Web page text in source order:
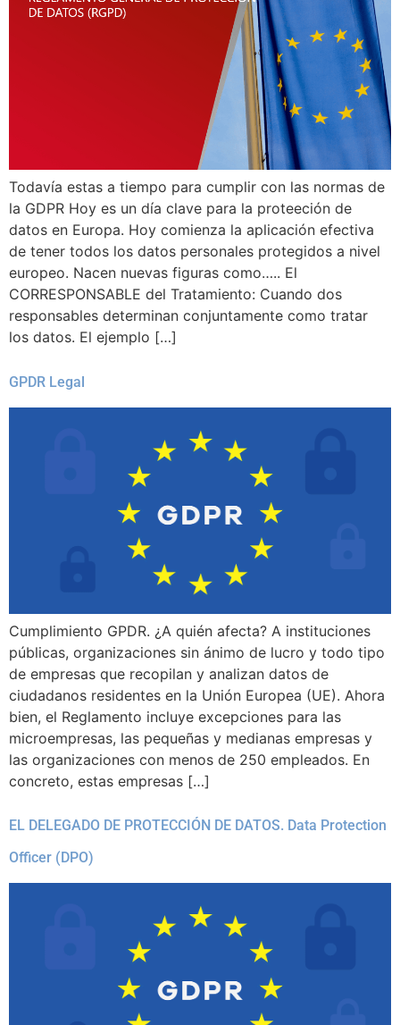
Todavía estas a tiempo para cumplir con las normas de
la GDPR Hoy es un día clave para la proteeción de
datos en Europa. Hoy comienza la aplicación efectiva
de tener todos los datos personales protegidos a nivel
europeo. Nacen nuevas figuras como….. El
CORRESPONSABLE del Tratamiento: Cuando dos
responsables determinan conjuntamente como tratar
los datos. El ejemplo […]
GPDR Legal
Cumplimiento GPDR. ¿A quién afecta? A instituciones
públicas, organizaciones sin ánimo de lucro y todo tipo
de empresas que recopilan y analizan datos de
ciudadanos residentes en la Unión Europea (UE). Ahora
bien, el Reglamento incluye excepciones para las
microempresas, las pequeñas y medianas empresas y
las organizaciones con menos de 250 empleados. En
concreto, estas empresas […]
EL DELEGADO DE PROTECCIÓN DE DATOS. Data Protection
Officer (DPO)